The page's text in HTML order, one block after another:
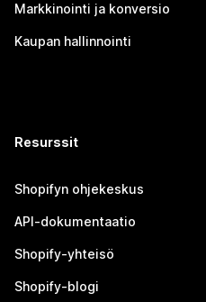
Markkinointi ja konversio
Kaupan hallinnointi
Resurssit
Shopifyn ohjekeskus
API-dokumentaatio
Shopify-yhteisö
Shopify-blogi